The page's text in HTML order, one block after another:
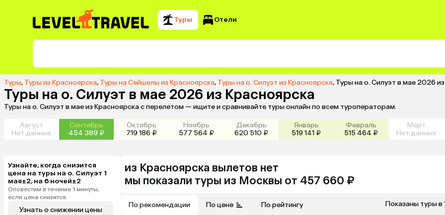
Туры Отели
Туры, Туры из Красноярска, Туры на Сейшелы из Красноярска, Туры на о. Силуэт из Красноярска, Туры на о. Силуэт в мае 2026
Туры на о. Силуэт в мае 2026 из Красноярска
Туры на о. Силуэт в мае из Красноярска с перелетом — ищите и сравнивайте туры онлайн по всем туроператорам.
Август
Нет данных
Сентябрь
454 389 ₽
Октябрь
719 186 ₽
Ноябрь
577 564 ₽
Декабрь
620 510 ₽
Январь
519 141 ₽
Февраль
515 464 ₽
Март
Нет данных
Узнайте, когда снизится
цена на туры на о. Силуэт 1
мая±2, на 6 ночей±2
Оповестим в течение 1 минуты,
если цена снизится
Узнать о снижении цены
из Красноярска вылетов нет
мы показали туры из Москвы от 457 660 ₽
По рекомендации По цене По рейтингу Показаны туры в